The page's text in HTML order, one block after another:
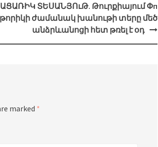
ՏԵՍԱՆՅՈւԹ. Թուրքիայում Փп
թորիկի ժամանակ խանութի տերը մեծ
անձրևանոցի հետ թռել է օդ
marked *